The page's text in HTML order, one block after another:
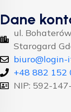
Dane
ul.
Starogard
biuro@login-
+48 882 152
NIP: 592-